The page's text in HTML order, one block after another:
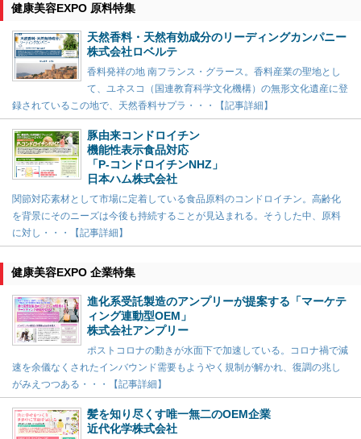
健康美容EXPO 原料特集
天然香料・天然有効成分のリーディングカンパニー
株式会社ロベルテ
香料発祥の地 南フランス・グラース。香料産業の聖地とし
て、ユネスコ（国連教育科学文化機構）の無形文化遺産に登
録されているこの地で、天然香料サプラ・・・【記事詳細】
豚由来コンドロイチン
機能性表示食品対応
「P-コンドロイチンNHZ」
日本ハム株式会社
関節対応素材として市場に定着している食品原料のコンドロイチン。高齢化
を背景にそのニーズは今後も持続することが見込まれる。そうした中、原料
に対し・・・【記事詳細】
健康美容EXPO 企業特集
進化系受託製造のアンプリーが提案する「マーケテ
ィング連動型OEM」
株式会社アンプリー
ポストコロナの動きが水面下で加速している。コロナ禍で減
速を余儀なくされたインバウンド需要もようやく規制が解かれ、復調の兆し
がみえつつある・・・【記事詳細】
髪を知り尽くす唯一無二のOEM企業
近代化学株式会社